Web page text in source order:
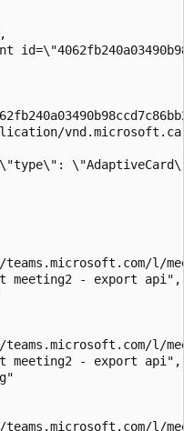
l/
meeting2 - export api",
l/
meeting2 - export api",
l/